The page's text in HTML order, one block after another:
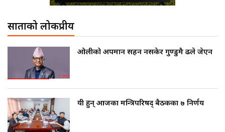
साताको लोकप्रीय
ओलीको अपमान सहन नसकेर गुण्डुमै ढले जेएन
यी हुन् आजका मन्त्रिपरिषद् बैठकका ७ निर्णय